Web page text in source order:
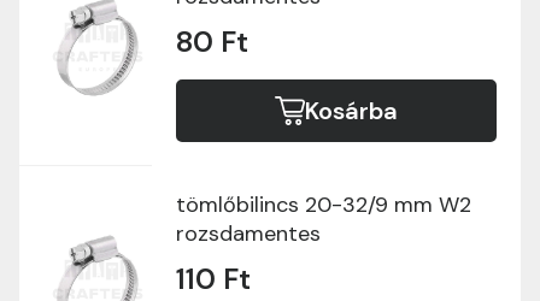
80 Ft
Kosárba
tömlőbilincs 20-32/9 mm W2
rozsdamentes
110 Ft